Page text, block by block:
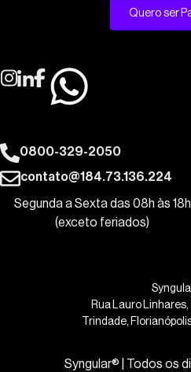
Quero ser
0800-329-2050
contato@184.73.136.224
Segunda a Sexta das 08h às 18h
(exceto feriados)
Rua Lauro
Trindade,
Syngular® | Todos os